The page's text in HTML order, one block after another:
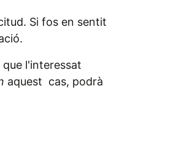
Si fos en sentit
l'interessat
aquest cas, podrà